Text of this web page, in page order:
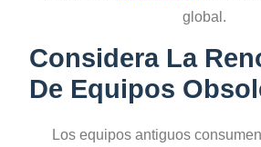
global.
Considera La
De Equipos
Los equipos antiguos